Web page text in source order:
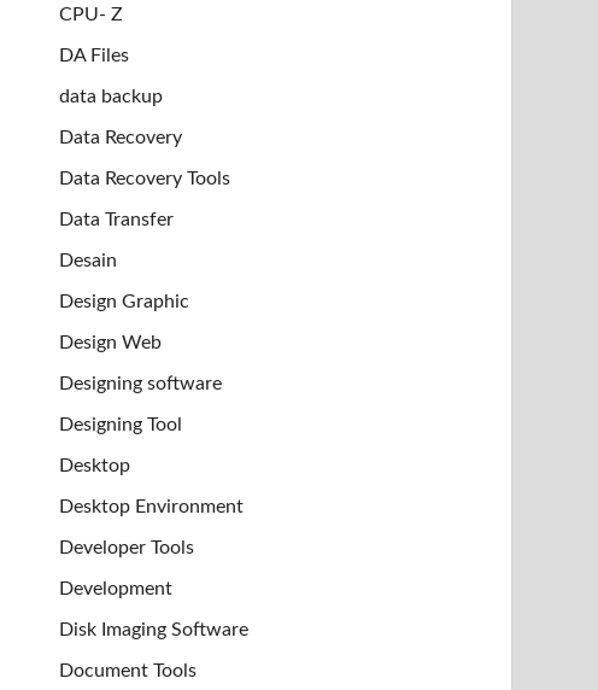
CPU- Z
DA Files
data backup
Data Recovery
Data Recovery Tools
Data Transfer
Desain
Design Graphic
Design Web
Designing software
Designing Tool
Desktop
Desktop Environment
Developer Tools
Development
Disk Imaging Software
Document Tools